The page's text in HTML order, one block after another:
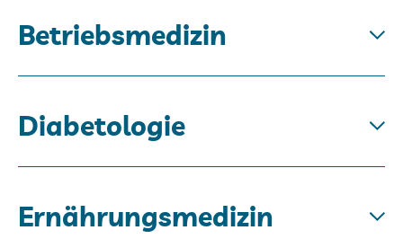
Betriebsmedizin
Diabetologie
Ernährungsmedizin